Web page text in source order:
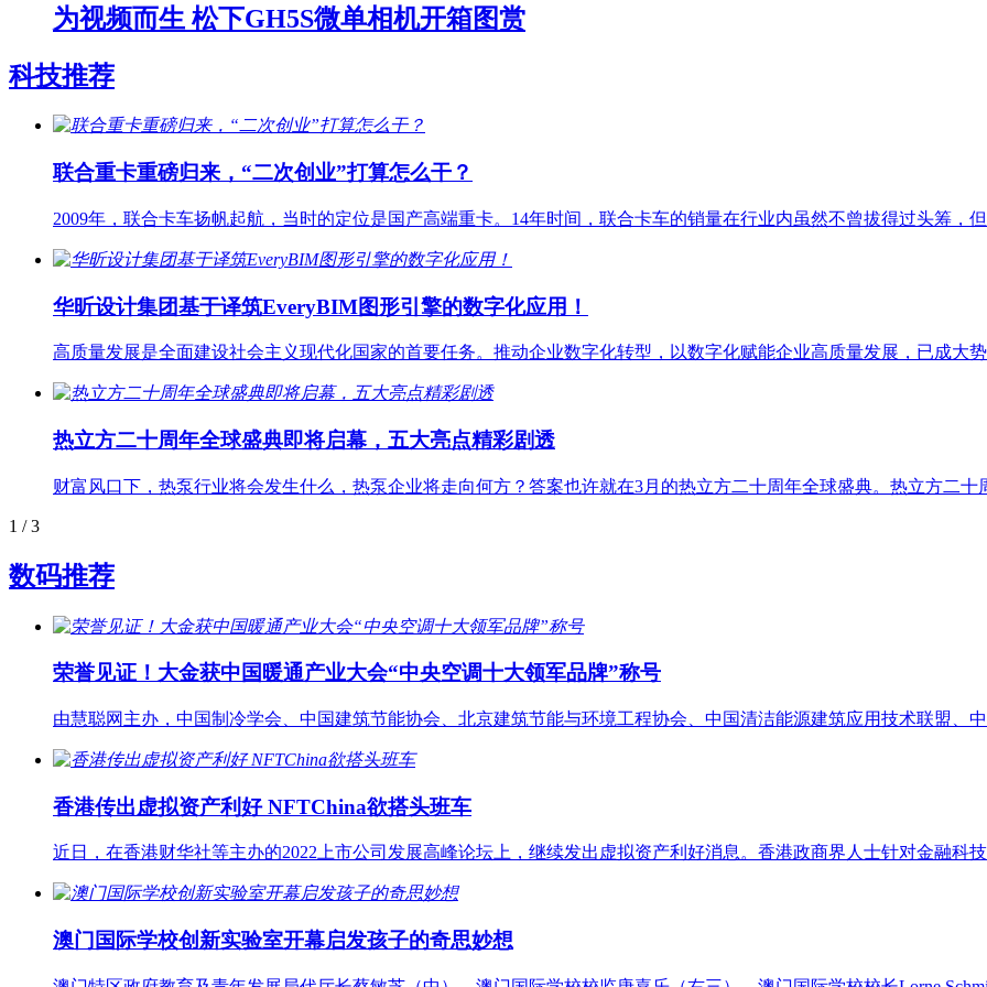
为视频而生 松下GH5S微单相机开箱图赏
科技推荐
联合重卡重磅归来，“二次创业”打算怎么干？
2009年，联合卡车扬帆起航，当时的定位是国产高端重卡。14年时间，联合卡车的销量在行业内虽然不曾拔得过头筹，
华昕设计集团基于译筑EveryBIM图形引擎的数字化应用！
高质量发展是全面建设社会主义现代化国家的首要任务。推动企业数字化转型，以数字化赋能企业高质量发展，已成大
热立方二十周年全球盛典即将启幕，五大亮点精彩剧透
财富风口下，热泵行业将会发生什么，热泵企业将走向何方？答案也许就在3月的热立方二十周年全球盛典。热立方二十
1 / 3
数码推荐
荣誉见证！大金获中国暖通产业大会“中央空调十大领军品牌”称号
由慧聪网主办，中国制冷学会、中国建筑节能协会、北京建筑节能与环境工程协会、中国清洁能源建筑应用技术联盟、
香港传出虚拟资产利好 NFTChina欲搭头班车
近日，在香港财华社等主办的2022上市公司发展高峰论坛上，继续发出虚拟资产利好消息。香港政商界人士针对金融科
澳门国际学校创新实验室开幕启发孩子的奇思妙想